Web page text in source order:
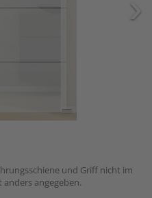
und Griff nicht im
angegeben.